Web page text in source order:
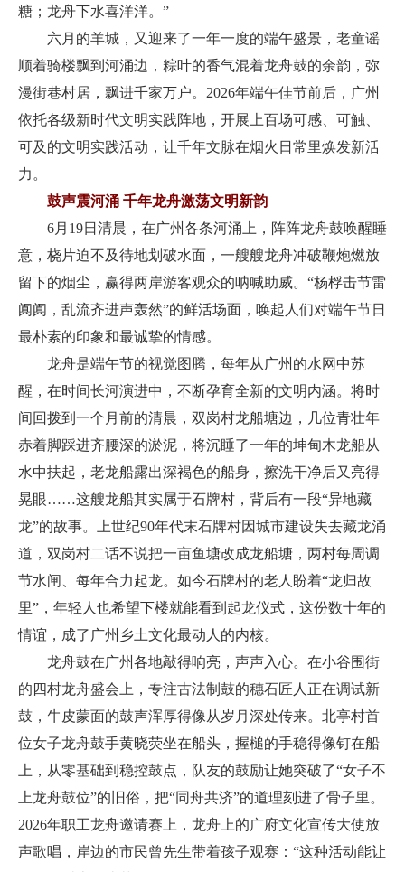
糖；龙舟下水喜洋洋。”
六月的羊城，又迎来了一年一度的端午盛景，老童谣
顺着骑楼飘到河涌边，粽叶的香气混着龙舟鼓的余韵，弥
漫街巷村居，飘进千家万户。2026年端午佳节前后，广州
依托各级新时代文明实践阵地，开展上百场可感、可触、
可及的文明实践活动，让千年文脉在烟火日常里焕发新活
力。
鼓声震河涌 千年龙舟激荡文明新韵
6月19日清晨，在广州各条河涌上，阵阵龙舟鼓唤醒睡
意，桡片迫不及待地划破水面，一艘艘龙舟冲破鞭炮燃放
留下的烟尘，赢得两岸游客观众的呐喊助威。“杨桴击节雷
阗阗，乱流齐进声轰然”的鲜活场面，唤起人们对端午节日
最朴素的印象和最诚挚的情感。
龙舟是端午节的视觉图腾，每年从广州的水网中苏
醒，在时间长河演进中，不断孕育全新的文明内涵。将时
间回拨到一个月前的清晨，双岗村龙船塘边，几位青壮年
赤着脚踩进齐腰深的淤泥，将沉睡了一年的坤甸木龙船从
水中扶起，老龙船露出深褐色的船身，擦洗干净后又亮得
晃眼……这艘龙船其实属于石牌村，背后有一段“异地藏
龙”的故事。上世纪90年代末石牌村因城市建设失去藏龙涌
道，双岗村二话不说把一亩鱼塘改成龙船塘，两村每周调
节水闸、每年合力起龙。如今石牌村的老人盼着“龙归故
里”，年轻人也希望下楼就能看到起龙仪式，这份数十年的
情谊，成了广州乡土文化最动人的内核。
龙舟鼓在广州各地敲得响亮，声声入心。在小谷围街
的四村龙舟盛会上，专注古法制鼓的穗石匠人正在调试新
鼓，牛皮蒙面的鼓声浑厚得像从岁月深处传来。北亭村首
位女子龙舟鼓手黄晓荧坐在船头，握槌的手稳得像钉在船
上，从零基础到稳控鼓点，队友的鼓励让她突破了“女子不
上龙舟鼓位”的旧俗，把“同舟共济”的道理刻进了骨子里。
2026年职工龙舟邀请赛上，龙舟上的广府文化宣传大使放
声歌唱，岸边的市民曾先生带着孩子观赛：“这种活动能让